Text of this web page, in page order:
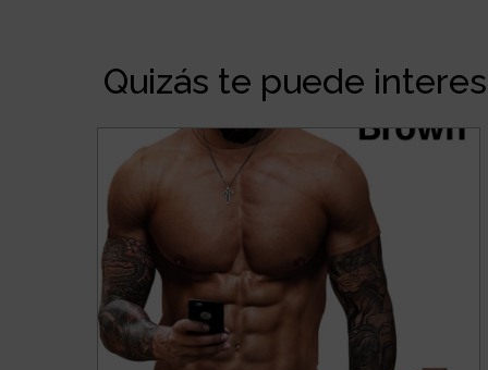
Quizás te puede